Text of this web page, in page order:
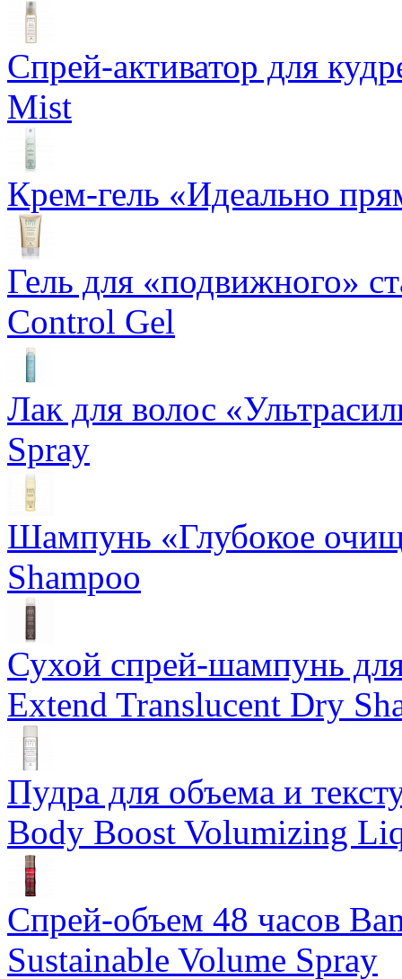
Спрей-активатор для
Mist
Крем-гель «Идеально
Гель для «подвижного»
Control Gel
Лак для волос
Spray
Шампунь «Глубокое
Shampoo
Сухой спрей-шампунь
Extend Translucent Dry
Пудра для объема и
Body Boost Volumizing
Спрей-объем 48 часов
Sustainable Volume Spray